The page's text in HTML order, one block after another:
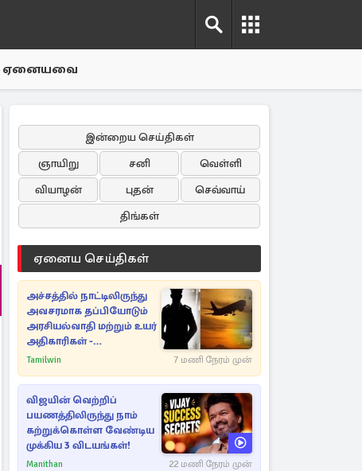
ஏனையவை
இன்றைய செய்திகள்
ஞாயிறு
சனி
வெள்ளி
வியாழன்
புதன்
செவ்வாய்
திங்கள்
ஏனைய செய்திகள்
அச்சத்தில் நாட்டிலிருந்து
அவசரமாக தப்பியோடும்
அரசியல்வாதி மற்றும் உயர்
அதிகாரிகள் -
ஆதாரங்களுடன்
புலனாய்வாளர்கள்
Tamilwin 7 மணி நேரம் முன்
விஜயின் வெற்றிப்
பயணத்திலிருந்து நாம்
கற்றுக்கொள்ள வேண்டிய
முக்கிய 3 விடயங்கள்!
Manithan 22 மணி நேரம் முன்